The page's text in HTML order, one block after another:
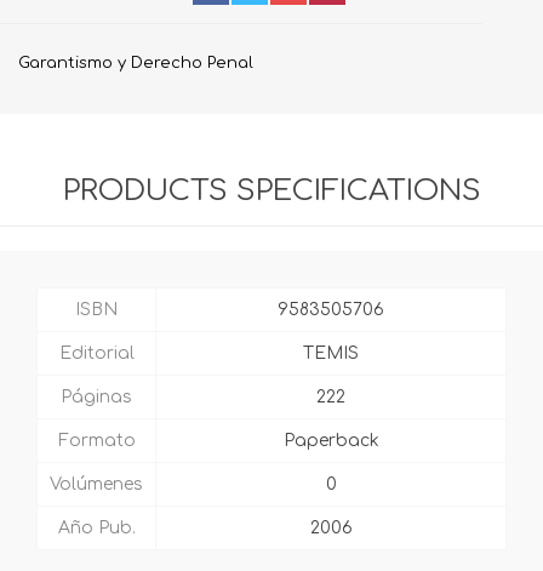
Garantismo y Derecho Penal
PRODUCTS SPECIFICATIONS
ISBN 9583505706
Editorial TEMIS
Páginas 222
Formato Paperback
Volúmenes 0
Año Pub. 2006